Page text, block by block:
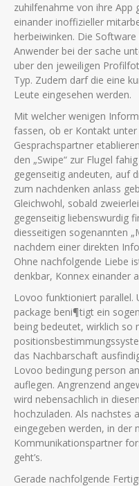
zuhilfenahme von ihre App
einander inoffizieller
herbeiwinken. Die
Anwender bei der sache
uber den jeweiligen
Typ. Zudem darf die eine
Leute eingesehen werden.
Mit welcher wenigen
fassen, ob er Kontakt
Gesprachspartner
den „Swipe“ zur Flugel
gegenseitig andeuten, auf
zum nachdenken anlass
Gleichwohl, sobald
gegenseitig liebenswurdig
diesseitigen sogenannten
nachdem einer direkten
Ohne nachfolgende Liebe
denkbar, Konnex einander
Lovoo funktioniert parallel.
package beni¶tigt ein
being bedeutet, wirklich so
das Nachbarschaft
Lovoo bedingung person
auflegen. Angrenzend
wird nebensachlich in
hochzuladen. Als nachstes
eingegeben werden, in der
Kommunikationspartner
geht’s.
Gerade nachfolgende